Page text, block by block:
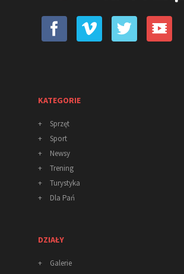
KATEGORIE
+
Sprzęt
+
Sport
+
Newsy
+
Trening
+
Turystyka
+
Dla Pań
DZIAŁY
+
Galerie